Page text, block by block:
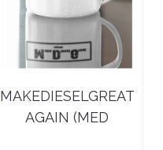
MAKEDIESELGREAT
AGAIN (MED